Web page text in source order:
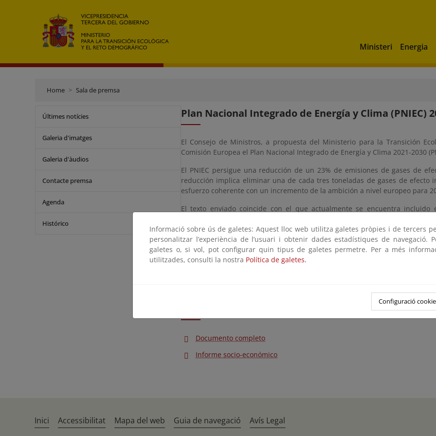
Ministeri Energia
Home Sala de premsa
Últimes notícies
Galeria d'imatges
Galeria d'àudios
Contacte premsa
Agenda
Histórico
Plan Nacional Integrado de Energía y Clima (PNIEC)
El Consejo de Ministros, a propuesta del Ministerio para la Transición
Comisión Europea el Plan Nacional Integrado de Energía y Clima 2021-2030
El PNIEC persigue una reducción de un 23% de emisiones de gases de
reducción implica eliminar una de cada tres toneladas de gases de
esfuerzo coherente con un incremento de la ambición a nivel europeo para
El texto enviado coincide con el que actualmente se encuentra
del plan y que ya fue remitido a Bruselas el pasado
comunicación a la Comisión Europea, España da cumplimiento al
de 11 de diciembre de 2018 sobre la gobernanza de la Unión de la Energía y
El documento se modificará –y, en su caso, se remitirá nuevamente a
tras la finalización del proceso de evaluación ambiental y el análisis de la
pública debía haber concluido el pasado 25 de marzo y que, en la
Documento completo
Informe socio-económico
Informació sobre ús de galetes: Aquest lloc web utilitza galetes pròpies i de tercers
personalitzar l’experiència de l’usuari i obtenir dades estadístiques de navegació.
galetes o, si vol, pot configurar quin tipus de galetes permetre. Per a més
utilitzades, consulti la nostra Política de galetes.
Configuració
Inici Accessibilitat Mapa del web Guia de navegació Avís Legal